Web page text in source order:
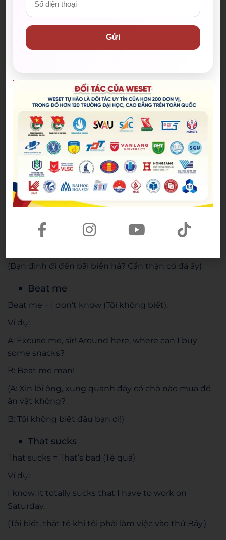
tin đồn, thường xuất hiện theo cụm từ “That’s the
tea, sis!” có nghĩa là “Đây là tin đồn chung đang
được lưu hành.” “Spill the tea” trà có nghĩa là truyền
tin đồn cho người khác.
TEA TO SPILL.
(Có một phút không? Tôi có một số tin đồn để tiết
lộ đây)
That’s so lame, ugh. Weak tea.
(Ngớ ngẩn! Tin nhạt quá đi.)
Cụm từ/ Thành ngữ
Heads up
(Bạn định đi đến bãi biển hả? Cẩn thận có đá ấy)
Beat me
Beat me = I don’t know (Tôi không biết).
Ví dụ:
A: Excuse me, sir! Around here, where can I buy
some snacks?
B: Beat me man!
(A: Xin lỗi ông, xung quanh đây có chỗ nào mua đồ
ăn vặt không?
B: Tôi không biết đâu bạn ơi!)
That sucks
That sucks = That’s bad (Tệ quá)
Ví dụ:
I know, it totally sucks that I have to work on
Saturday.
(Tôi biết, thật tệ khi tôi phải làm việc vào thứ Bảy.)
Gửi